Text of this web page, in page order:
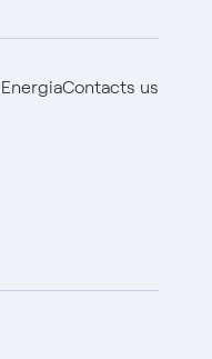
Contacts us